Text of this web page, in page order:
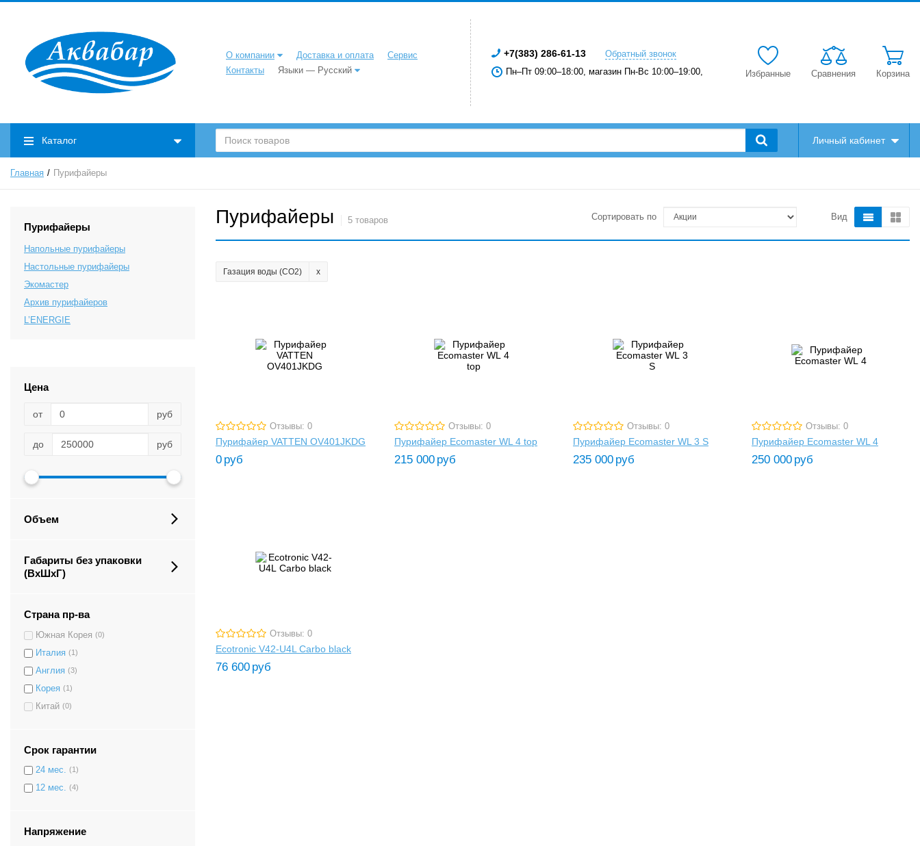
О компании Доставка и оплата
Сервис
Контакты
Языки — Русский
+7(383) 286-61-13
Обратный звонок
Пн–Пт 09:00–18:00, магазин Пн-Вс 10:00–19:00,
Избранные Сравнения Корзина
Каталог Личный кабинет
Главная Пурифайеры
Пурифайеры
Напольные пурифайеры
Настольные пурифайеры
Экомастер
Архив пурифайеров
L’ENERGIE
Цена
от руб
до руб
Объем
Габариты без упаковки
(ВxШxГ)
Страна пр-ва
Южная Корея (0)
Италия (1)
Англия (3)
Корея (1)
Китай (0)
Срок гарантии
24 мес. (1)
12 мес. (4)
Напряжение
Пурифайеры 5 товаров Сортировать по Вид
Газация воды (CO2)
Отзывы: 0
Пурифайер VATTEN OV401JKDG
0 руб
Отзывы: 0
Пурифайер Ecomaster WL 4 top
215 000 руб
Отзывы: 0
Пурифайер Ecomaster WL 3 S
235 000 руб
Отзывы: 0
Пурифайер Ecomaster WL 4
250 000 руб
Отзывы: 0
Ecotronic V42-U4L Carbo black
76 600 руб